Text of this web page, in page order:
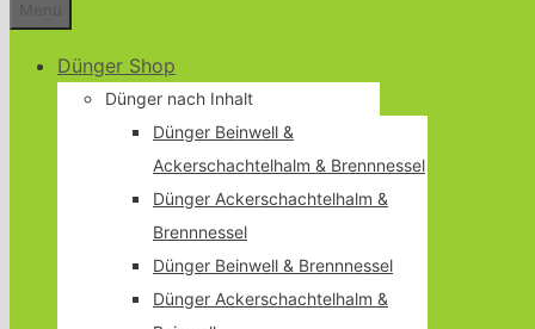
Dünger Shop
Dünger nach Inhalt
Dünger Beinwell &
Ackerschachtelhalm & Brennnessel
Dünger Ackerschachtelhalm &
Brennnessel
Dünger Beinwell & Brennnessel
Dünger Ackerschachtelhalm &